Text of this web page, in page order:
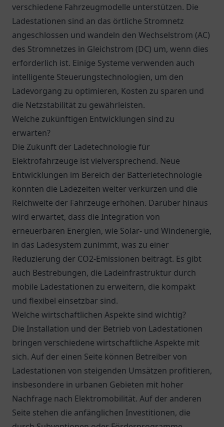
verschiedene Fahrzeugmodelle unterstützen. Die
Ladestationen sind an das örtliche Stromnetz
angeschlossen und wandeln den Wechselstrom (AC)
des Stromnetzes in Gleichstrom (DC) um, wenn dies
erforderlich ist. Einige Systeme verwenden auch
intelligente Steuerungstechnologien, um den
Ladevorgang zu optimieren, Kosten zu sparen und
die Netzstabilität zu gewährleisten.
Welche zukünftigen Entwicklungen sind zu
erwarten?
Die Zukunft der Ladetechnologie für
Elektrofahrzeuge ist vielversprechend. Neue
Entwicklungen im Bereich der Batterietechnologie
könnten die Ladezeiten weiter verkürzen und die
Reichweite der Fahrzeuge erhöhen. Darüber hinaus
wird erwartet, dass die Integration von
erneuerbaren Energien, wie Solar- und Windenergie,
in das Ladesystem zunimmt, was zu einer
Reduzierung der CO2-Emissionen beiträgt. Es gibt
auch Bestrebungen, die Ladeinfrastruktur durch
mobile Ladestationen zu erweitern, die kompakt
und flexibel einsetzbar sind.
Welche wirtschaftlichen Aspekte sind wichtig?
Die Installation und der Betrieb von Ladestationen
bringen verschiedene wirtschaftliche Aspekte mit
sich. Auf der einen Seite können Betreiber von
Ladestationen von steigenden Umsätzen profitieren,
insbesondere in urbanen Gebieten mit hoher
Nachfrage nach Elektromobilität. Auf der anderen
Seite stehen die anfänglichen Investitionen, die